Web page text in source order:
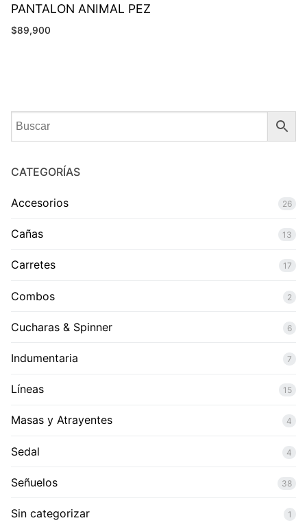
PANTALON ANIMAL PEZ
$89,900
CATEGORÍAS
Accesorios 26
Cañas 13
Carretes 17
Combos 2
Cucharas & Spinner 6
Indumentaria 7
Líneas 15
Masas y Atrayentes 4
Sedal 4
Señuelos 38
Sin categorizar 1